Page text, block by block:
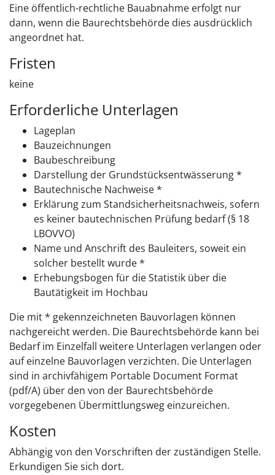
Eine öffentlich-rechtliche Bauabnahme erfolgt nur
dann, wenn die Baurechtsbehörde dies ausdrücklich
angeordnet hat.
Fristen
keine
Erforderliche Unterlagen
Lageplan
Bauzeichnungen
Baubeschreibung
Darstellung der Grundstücksentwässerung *
Bautechnische Nachweise *
Erklärung zum Standsicherheitsnachweis, sofern
es keiner bautechnischen Prüfung bedarf (§ 18
LBOVVO)
Name und Anschrift des Bauleiters, soweit ein
solcher bestellt wurde *
Erhebungsbogen für die Statistik über die
Bautätigkeit im Hochbau
Die mit * gekennzeichneten Bauvorlagen können
nachgereicht werden. Die Baurechtsbehörde kann bei
Bedarf im Einzelfall weitere Unterlagen verlangen oder
auf einzelne Bauvorlagen verzichten. Die Unterlagen
sind in archivfähigem Portable Document Format
(pdf/A) über den von der Baurechtsbehörde
vorgegebenen Übermittlungsweg einzureichen.
Kosten
Abhängig von den Vorschriften der zuständigen Stelle.
Erkundigen Sie sich dort.